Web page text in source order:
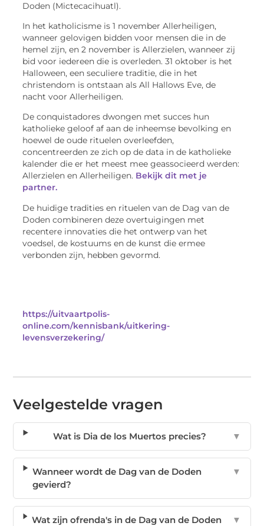
Doden (Mictecacihuatl).
In het katholicisme is 1 november Allerheiligen,
wanneer gelovigen bidden voor mensen die in de
hemel zijn, en 2 november is Allerzielen, wanneer zij
bid voor iedereen die is overleden. 31 oktober is het
Halloween, een seculiere traditie, die in het
christendom is ontstaan als All Hallows Eve, de
nacht voor Allerheiligen.
De conquistadores dwongen met succes hun
katholieke geloof af aan de inheemse bevolking en
hoewel de oude rituelen overleefden,
concentreerden ze zich op de data in de katholieke
kalender die er het meest mee geassocieerd werden:
Allerzielen en Allerheiligen. Bekijk dit met je
partner.
De huidige tradities en rituelen van de Dag van de
Doden combineren deze overtuigingen met
recentere innovaties die het ontwerp van het
voedsel, de kostuums en de kunst die ermee
verbonden zijn, hebben gevormd.
https://uitvaartpolis-
online.com/kennisbank/uitkering-
levensverzekering/
Veelgestelde vragen
Wat is Dia de los Muertos precies? ▼
Wanneer wordt de Dag van de Doden
gevierd?
▼
Wat zijn ofrenda's in de Dag van de Doden
▼